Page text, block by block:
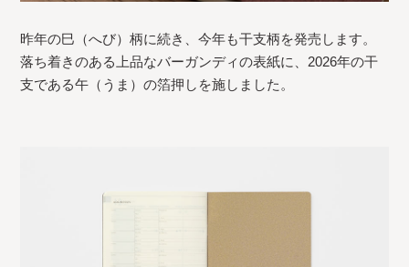
昨年の巳（へび）柄に続き、今年も干支柄を発売します。
落ち着きのある上品なバーガンディの表紙に、2026年の干
支である午（うま）の箔押しを施しました。